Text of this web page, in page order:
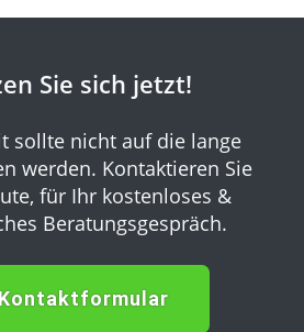
Sie sich jetzt!
sollte nicht auf die lange
werden. Kontaktieren Sie
für Ihr kostenloses &
Beratungsgespräch.